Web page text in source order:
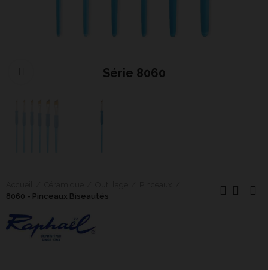
Série 8060
Cliquer pour agrandir
8060 - Pinceaux Biseautés